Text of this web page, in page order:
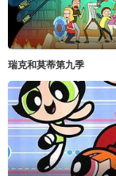
瑞克和莫蒂第九季